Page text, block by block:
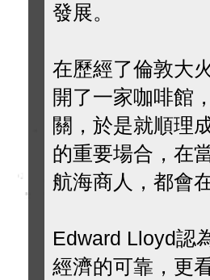
發展。
在歷經了倫敦大
開了一家咖啡館
關，於是就順理
的重要場合，在
航海商人，都會
Edward Lloyd認
經濟的可靠，更